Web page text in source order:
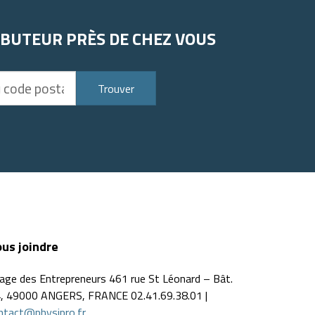
PRÈS DE CHEZ VOUS
Trouver
joindre
des Entrepreneurs 461 rue St Léonard – Bât.
49000 ANGERS, FRANCE 02.41.69.38.01 |